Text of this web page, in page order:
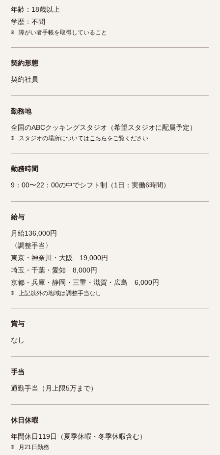
年齢：18歳以上
学歴：不問
※ 障がい者手帳を取得していること
契約形態
契約社員
勤務地
全国のABCクッキングスタジオ（希望スタジオに配属予定）
※ スタジオの場所についてはこちら をご覧ください
勤務時間
9：00〜22：00の中でシフト制（1日：実働6時間）
給与
月給136,000円
〈調整手当〉
東京・神奈川・大阪 19,000円
埼玉・千葉・愛知 8,000円
京都・兵庫・静岡・三重・滋賀・広島 6,000円
※ 上記以外の地域は調整手当なし
賞与
なし
手当
通勤手当（月上限5万まで）
休日休暇
年間休日119日（夏季休暇・冬季休暇含む）
※ 月21日勤務